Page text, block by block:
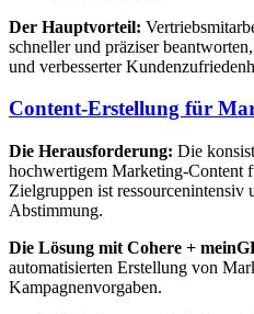
Der Hauptvorteil:
schneller und präziser
und verbesserter
Content-Erstellung für
Die Herausforderung: Die
hochwertigem Marketing-Content
Zielgruppen ist ressourcenintensiv
Abstimmung.
Die Lösung mit Cohere +
automatisierten Erstellung von
Kampagnenvorgaben.